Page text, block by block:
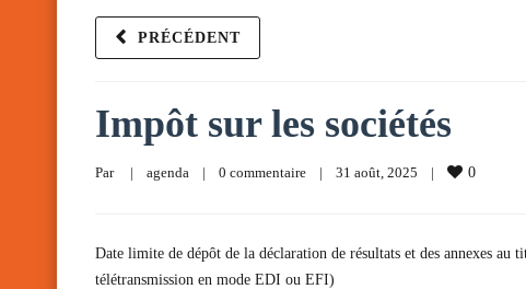
PRÉCÉDENT
Impôt sur les sociétés
Par | agenda | 0 commentaire | 31 août, 2025 | 0
Date limite de dépôt de la déclaration de résultats et des annexes
télétransmission en mode EDI ou EFI)